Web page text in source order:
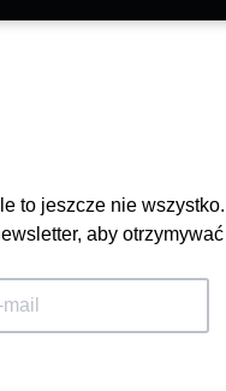
serwisowych.
to jeszcze nie wszystko.
aby